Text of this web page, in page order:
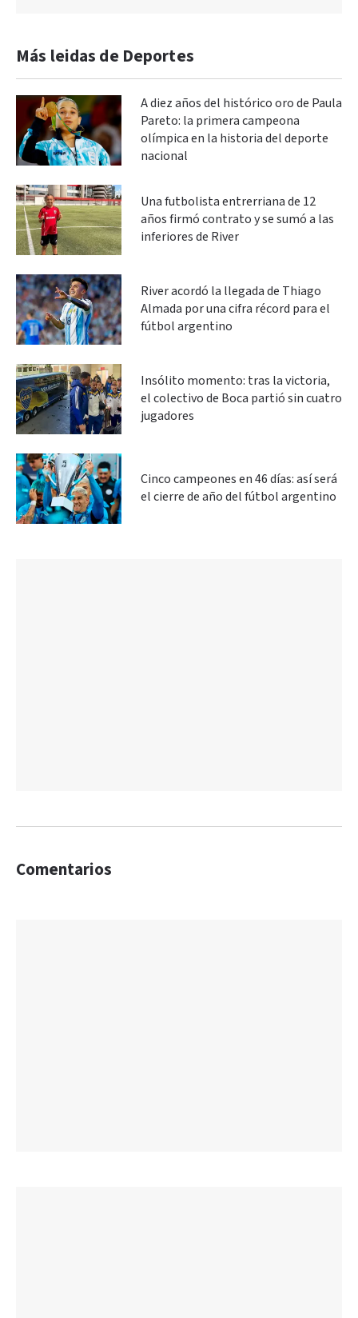
Más leidas de Deportes
A diez años del histórico oro de Paula
Pareto: la primera campeona
olímpica en la historia del deporte
nacional
Una futbolista entrerriana de 12
años firmó contrato y se sumó a las
inferiores de River
River acordó la llegada de Thiago
Almada por una cifra récord para el
fútbol argentino
Insólito momento: tras la victoria,
el colectivo de Boca partió sin cuatro
jugadores
Cinco campeones en 46 días: así será
el cierre de año del fútbol argentino
Comentarios